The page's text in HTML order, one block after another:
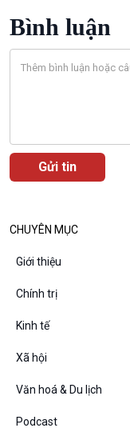
Thanh âm ký sự
Bình luận
CHUYÊN MỤC
Giới thiệu
Chính trị
Kinh tế
Xã hội
Văn hoá & Du lịch
Podcast